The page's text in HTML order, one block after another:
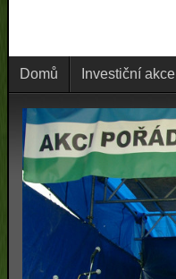
Domů Investiční akce